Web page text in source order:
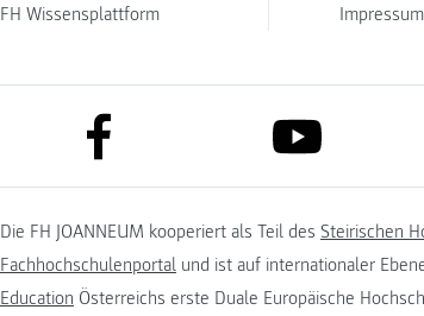
FH Wissensplattform
Impressum
link to facebook link to youtube
Die FH JOANNEUM kooperiert als Teil des Steirischen
Fachhochschulenportal und ist auf internationaler
Education Österreichs erste Duale Europäische